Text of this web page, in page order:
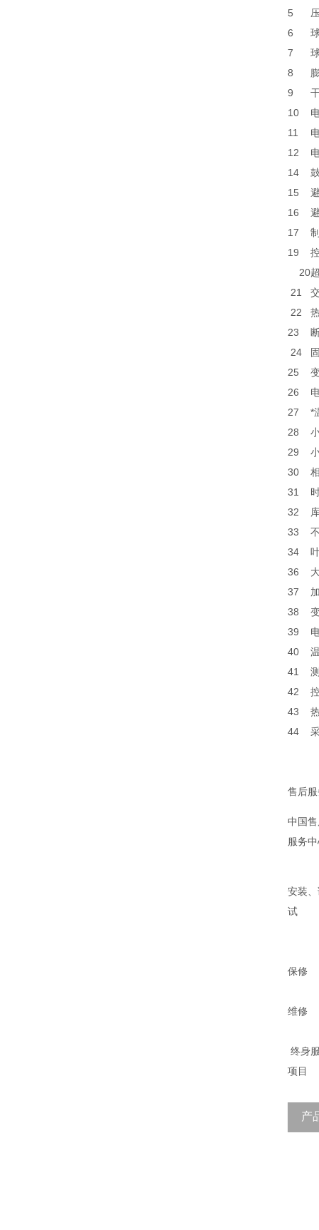
5
6
7
8
9
10
11
12
14
15
16
17
19
20
21
22
23
24
25
26
27
*
28
29
30
31
32
33
34
36
37
38
39
40
41
42
43
44
售后
中国
服务
安装
试
保修
维修
终身
项目
产